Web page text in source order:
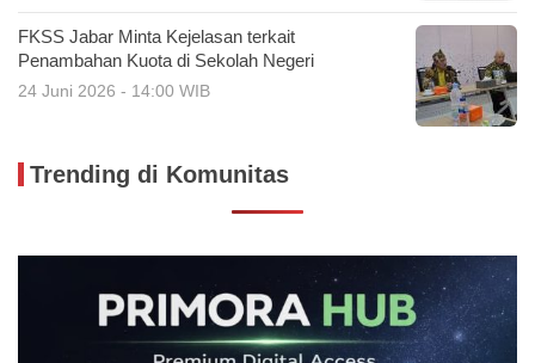
FKSS Jabar Minta Kejelasan terkait
Penambahan Kuota di Sekolah Negeri
24 Juni 2026 - 14:00 WIB
Trending di Komunitas